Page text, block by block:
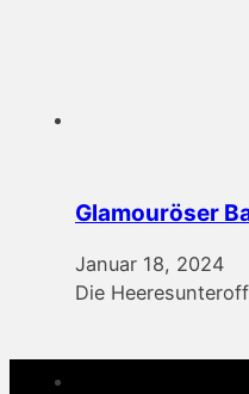
Glamouröser
Januar 18, 2024
Die